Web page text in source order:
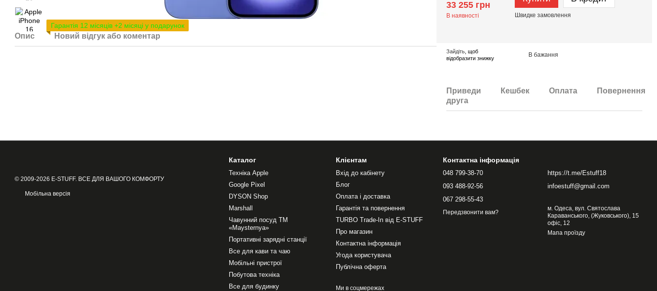
Гарантія 12 місяців +2 місяці у подарунок
Опис Новий відгук або коментар
33 255 грн
В наявності Швидкезамовлення
Зайдіть , щоб
відобразити знижку
В бажання
Приведи
друга
Кешбек Оплата Повернення
© 2009-2026 E-STUFF. ВСЕ ДЛЯ ВАШОГО КОМФОРТУ
Мобільна версія
Каталог
Техніка Apple
Google Pixel
DYSON Shop
Marshall
Чавунний посуд ТМ
«Maysternya»
Портативні зарядні станції
Все для кави та чаю
Мобільні пристрої
Побутова техніка
Все для будинку
Клієнтам
Вхід до кабінету
Блог
Оплата і доставка
Гарантія та повернення
TURBO Trade-In від E-STUFF
Про магазин
Контактна інформація
Угода користувача
Публічна оферта
Ми в соцмережах
Контактна інформація
048 799-38-70
093 488-92-56
067 298-55-43
Передзвонити вам?
https://t.me/Estuff18
infoestuff@gmail.com
м. Одеса, вул. Святослава
Караванського, (Жуковського), 15
офіс, 12
Мапа проїзду